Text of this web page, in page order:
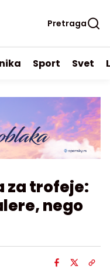
Pretraga
Sport Svet
za trofeje:
nego